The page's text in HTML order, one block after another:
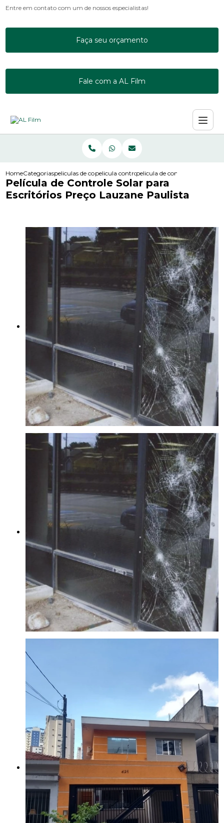
Entre em contato com um de nossos especialistas!
Faça seu orçamento
Fale com a AL Film
HomeCategoriaspeliculas de controle solarpelicula controle solar incolor
pelicula de controle solar
Película de Controle Solar para
Escritórios Preço Lauzane Paulista